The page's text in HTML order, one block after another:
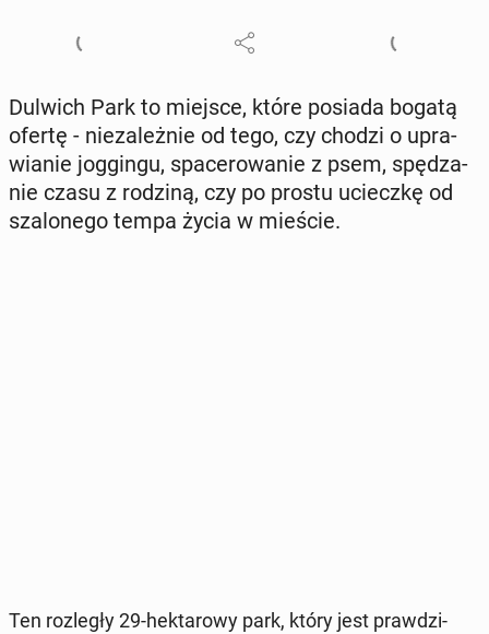
Dulwich Park to miejsce, które posiada bogatą
ofertę - nie­za­leż­nie od tego, czy chodzi o upra­
wia­nie jog­gin­gu, spa­ce­ro­wa­nie z psem, spę­dza­
nie czasu z rodziną, czy po prostu uciecz­kę od
sza­lo­ne­go tempa życia w mieście.
Ten roz­le­gły 29-hek­ta­ro­wy park, który jest praw­dzi­